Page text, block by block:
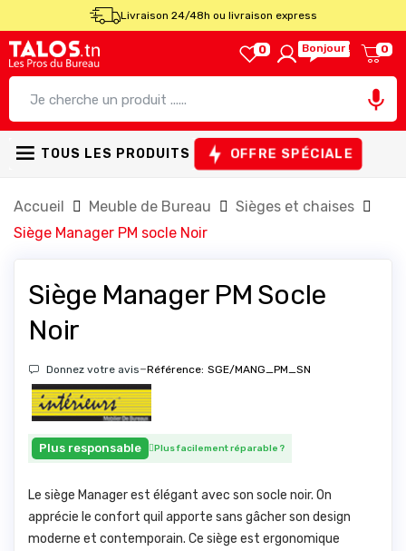
Livraison 24/48h ou livraison express
0 Bonjour ! 0

TOUS LES PRODUITS OFFRE SPÉCIALE
Accueil Meuble de Bureau
Sièges et chaises
Siège Manager PM socle Noir
Siège Manager PM Socle
Noir
Donnez votre avis-Référence: SGE/MANG_PM_SN
Plus responsable Plus facilement réparable ?
Le siège Manager est élégant avec son socle noir. On
apprécie le confort quil apporte sans gâcher son design
moderne et contemporain. Ce siège est ergonomique